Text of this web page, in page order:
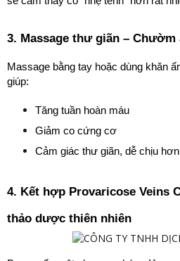
3. Massage thư giãn – Chườm
Massage bằng tay hoặc dùng khăn
giúp:
Tăng tuần hoàn máu
Giảm co cứng cơ
Cảm giác thư giãn, dễ chịu
4. Kết hợp Provaricose Veins
thảo dược thiên nhiên